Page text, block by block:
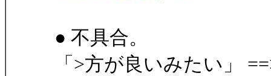
● 不具合。
「>方が良いみたい」